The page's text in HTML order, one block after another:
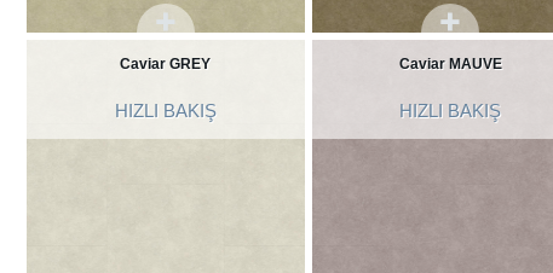
Caviar GREY
HIZLI BAKIŞ
Caviar MAUVE
HIZLI BAKIŞ